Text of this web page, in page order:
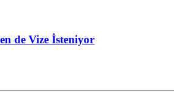
de Vize İsteniyor